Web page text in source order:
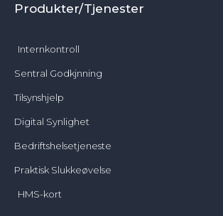
Produkter/Tjenester
Internkontroll
Sentral Godkjnning
Tilsynshjelp
Digital Synlighet
Bedriftshelsetjeneste
Praktisk Slukkeøvelse
HMS-kort